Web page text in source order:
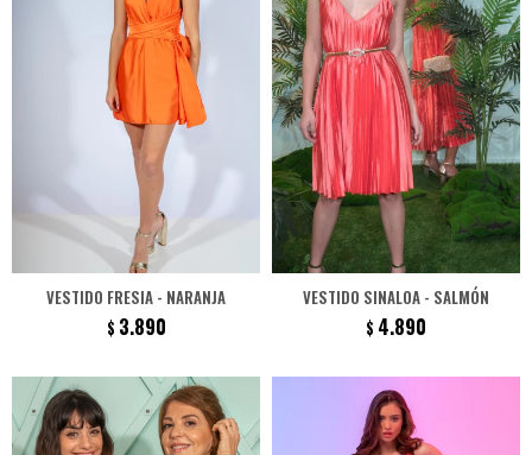
VESTIDO FRESIA - NARANJA
$ 3.890
VESTIDO SINALOA - SALMÓN
$ 4.890